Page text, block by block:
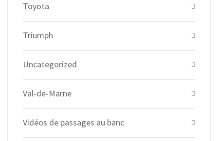
Toyota
Triumph
Uncategorized
Val-de-Marne
Vidéos de passages au banc